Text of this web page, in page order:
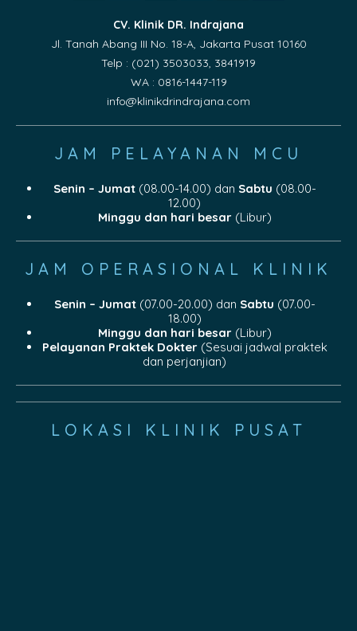
CV. Klinik DR. Indrajana
Jl. Tanah Abang III No. 18-A, Jakarta Pusat 10160
Telp : (021) 3503033, 3841919
WA : 0816-1447-119
info@klinikdrindrajana.com
JAM PELAYANAN MCU
Senin – Jumat(08.00-14.00) dan Sabtu (08.00-
12.00)
Minggu dan hari besar(Libur)
JAM OPERASIONAL KLINIK
Senin – Jumat(07.00-20.00) dan Sabtu (07.00-
18.00)
Minggu dan hari besar(Libur)
Pelayanan Praktek Dokter(Sesuai jadwal praktek
dan perjanjian)
LOKASI KLINIK PUSAT